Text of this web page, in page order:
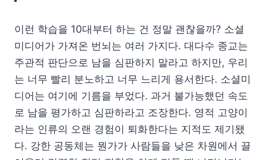
이런 학습을 10대부터 하는 건 정말 괜찮을까? 소셜
미디어가 가져온 번뇌는 여러 가지다. 대다수 종교는
주관적 판단으로 남을 심판하지 말라고 하지만, 우리
는 너무 빨리 분노하고 너무 느리게 용서한다. 소셜미
디어는 여기에 기름을 부었다. 과거 불가능했던 속도
로 남을 평가하고 심판하라고 조장한다. 영적 고양이
라는 인류의 오랜 경험이 퇴화한다는 지적도 제기됐
다. 강한 공동체는 뭔가가 사람들을 낮은 차원에서 끌